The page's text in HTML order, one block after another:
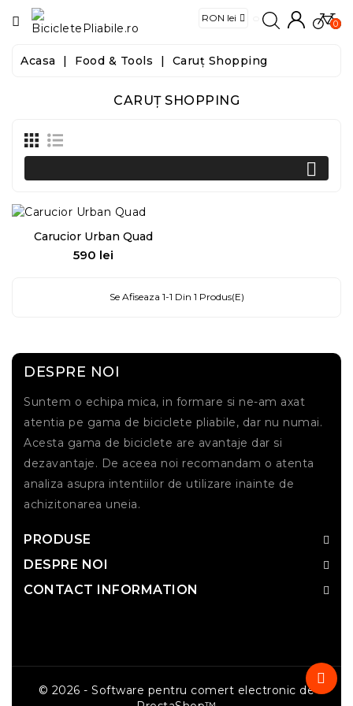
CATEGORIE
Biciclete
Trotinete
Trotinete
Electrice
0
Acasa Food & Tools Caruț Shopping
CARUȚ SHOPPING

Carucior Urban Quad
590 leiPret
Se Afiseaza 1-1 Din 1 Produs(e)
DESPRE NOI
Suntem o echipa mica, in formare si ne-am axat
atentia pe gama de biciclete pliabile, dar nu numai.
Acesta gama de biciclete are avantaje dar si
dezavantaje. De aceea noi recomandam o atenta
analiza asupra intentiilor de utilizare inainte de
achizitonarea uneia.
PRODUSE
DESPRE NOI
CONTACT INFORMATION
© 2026 - Software pentru comert electronic de